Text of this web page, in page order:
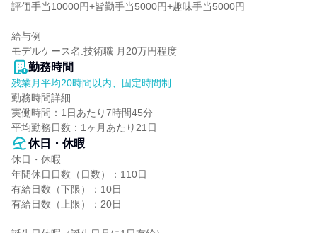
評価手当10000円+皆勤手当5000円+趣味手当5000円
給与例
モデルケース名:技術職 月20万円程度
勤務時間
残業月平均20時間以内、固定時間制
勤務時間詳細
実働時間：1日あたり7時間45分
平均勤務日数：1ヶ月あたり21日
休日・休暇
休日・休暇
年間休日日数（日数）：110日
有給日数（下限）：10日
有給日数（上限）：20日